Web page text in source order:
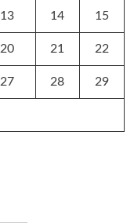
13 14 15
20 21 22
27 28 29